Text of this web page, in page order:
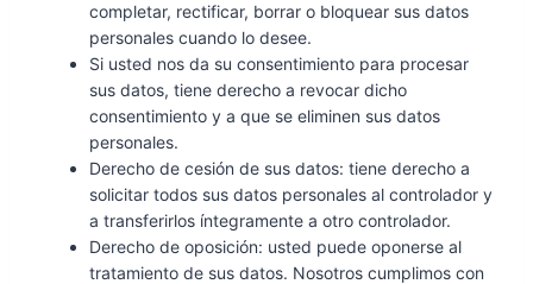
completar, rectificar, borrar o bloquear sus datos
personales cuando lo desee.
Si usted nos da su consentimiento para procesar
sus datos, tiene derecho a revocar dicho
consentimiento y a que se eliminen sus datos
personales.
Derecho de cesión de sus datos: tiene derecho a
solicitar todos sus datos personales al controlador y
a transferirlos íntegramente a otro controlador.
Derecho de oposición: usted puede oponerse al
tratamiento de sus datos. Nosotros cumplimos con